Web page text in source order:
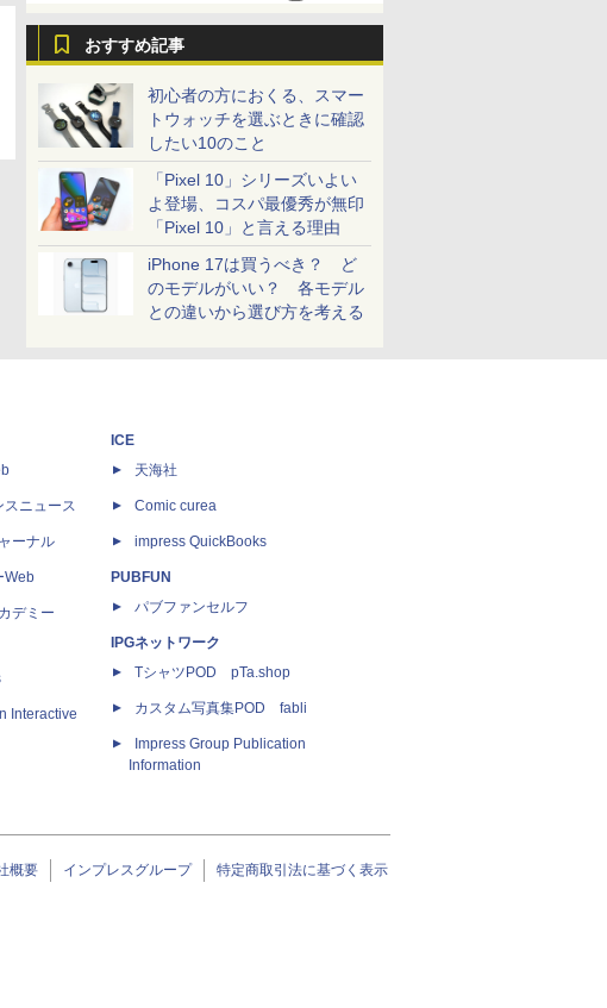
おすすめ記事
初心者の方におくる、スマー
トウォッチを選ぶときに確認
したい10のこと
「Pixel 10」シリーズいよい
よ登場、コスパ最優秀が無印
「Pixel 10」と言える理由
iPhone 17は買うべき？ ど
のモデルがいい？ 各モデル
との違いから選び方を考える
スニュース
ーナル
Web
デミー
Interactive
ICE
天海社
Comic curea
impress QuickBooks
PUBFUN
パブファンセルフ
IPGネットワーク
TシャツPOD pTa.shop
カスタム写真集POD fabli
Impress Group Publication
Information
概要 インプレスグループ 特定商取引法に基づく表示